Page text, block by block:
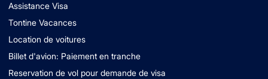
Assistance Visa
Tontine Vacances
Location de voitures
Billet d'avion: Paiement en tranche
Reservation de vol pour demande de visa